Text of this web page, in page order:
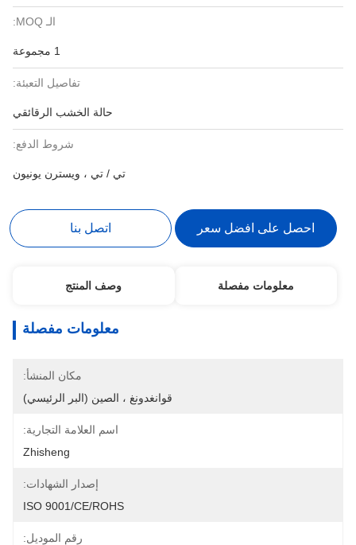
الـ MOQ:
1 مجموعة
تفاصيل التعبئة:
حالة الخشب الرقائقي
شروط الدفع:
تي / تي ، ويسترن يونيون
احصل على افضل سعر اتصل بنا
معلومات مفصلة وصف المنتج
معلومات مفصلة
مكان المنشأ:
قوانغدونغ ، الصين (البر الرئيسي)
اسم العلامة التجارية:
Zhisheng
إصدار الشهادات:
ISO 9001/CE/ROHS
رقم الموديل: